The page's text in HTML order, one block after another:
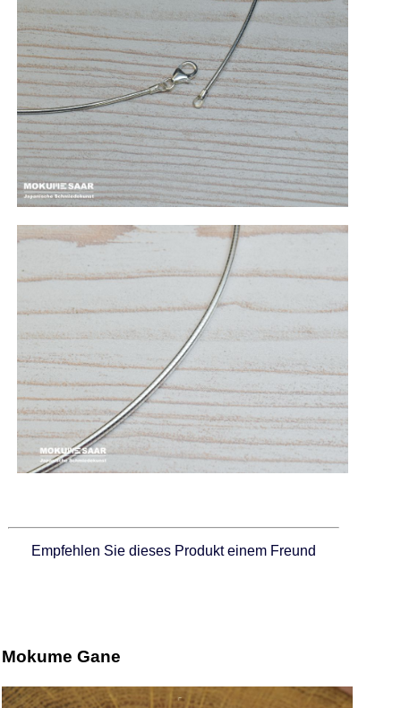
Empfehlen Sie dieses Produkt einem Freund
Mokume Gane